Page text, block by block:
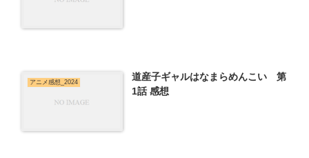
アニメ感想_2024
道産子ギャルはなまらめんこい 第
1話 感想